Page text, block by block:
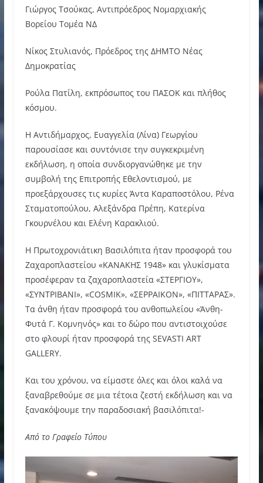
Γιώργος Τσούκας, Αντιπρόεδρος Νομαρχιακής
Βορείου Τομέα ΝΔ
Νίκος Στυλιανός, Πρόεδρος της ΔΗΜΤΟ Νέας
Δημοκρατίας
Ρούλα Πατίλη, εκπρόσωπος του ΠΑΣΟΚ και πλήθος
κόσμου.
Η Αντιδήμαρχος, Ευαγγελία (Λίνα) Γεωργίου
παρουσίασε και συντόνισε την συγκεκριμένη
εκδήλωση, η οποία συνδιοργανώθηκε με την
συμβολή της Επιτροπής Εθελοντισμού, με
προεξάρχουσες τις κυρίες Άντα Καραποστόλου, Ρένα
Σταματοπούλου, Αλεξάνδρα Πρέπη, Κατερίνα
Γκουρνέλου και Ελένη Καρακλιού.
Η Πρωτοχρονιάτικη Βασιλόπιτα ήταν προσφορά του
Ζαχαροπλαστείου «ΚΑΝΑΚΗΣ 1948» και γλυκίσματα
προσέφεραν τα ζαχαροπλαστεία «ΣΤΕΡΓΙΟΥ»,
«ΣΥΝΤΡΙΒΑΝΙ», «COSMIK», «ΣΕΡΡΑΙΚΟΝ», «ΠΙΤΤΑΡΑΣ».
Τα άνθη ήταν προσφορά του ανθοπωλείου «Άνθη-
Φυτά Γ. Κομνηνός» και το δώρο που αντιστοιχούσε
στο φλουρί ήταν προσφορά της SEVASTI ART
GALLERY.
Και του χρόνου, να είμαστε όλες και όλοι καλά να
ξαναβρεθούμε σε μια τέτοια ζεστή εκδήλωση και να
ξανακόψουμε την παραδοσιακή βασιλόπιτα!-
Από το Γραφείο Τύπου